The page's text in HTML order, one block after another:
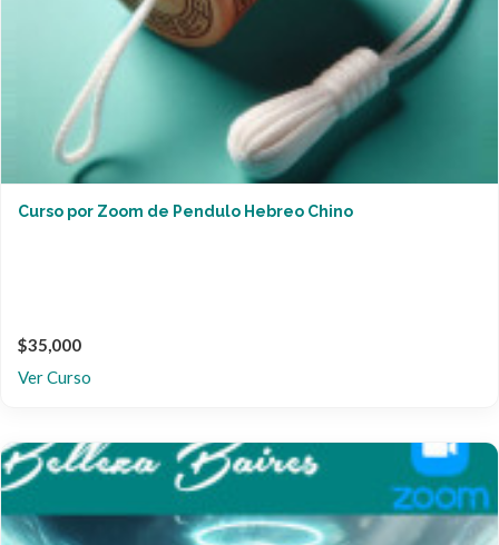
Curso por Zoom de Pendulo Hebreo Chino
$35,000
Ver Curso